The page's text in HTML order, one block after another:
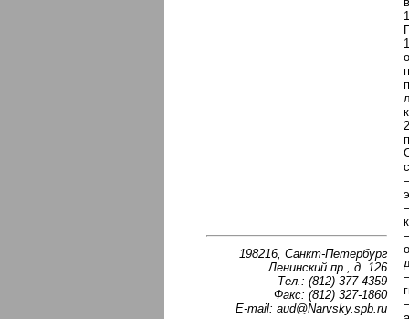
198216, Санкт-Петербург
Ленинский пр., д. 126
Тел.: (812) 377-4359
Факс: (812) 327-1860
E-mail: aud@Narvsky.spb.ru